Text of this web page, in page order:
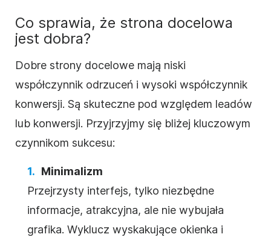
Co sprawia, że strona docelowa
jest dobra?
Dobre strony docelowe mają niski
współczynnik odrzuceń i wysoki współczynnik
konwersji. Są skuteczne pod względem leadów
lub konwersji. Przyjrzyjmy się bliżej kluczowym
czynnikom sukcesu:
Minimalizm
Przejrzysty interfejs, tylko niezbędne
informacje, atrakcyjna, ale nie wybujała
grafika. Wyklucz wyskakujące okienka i